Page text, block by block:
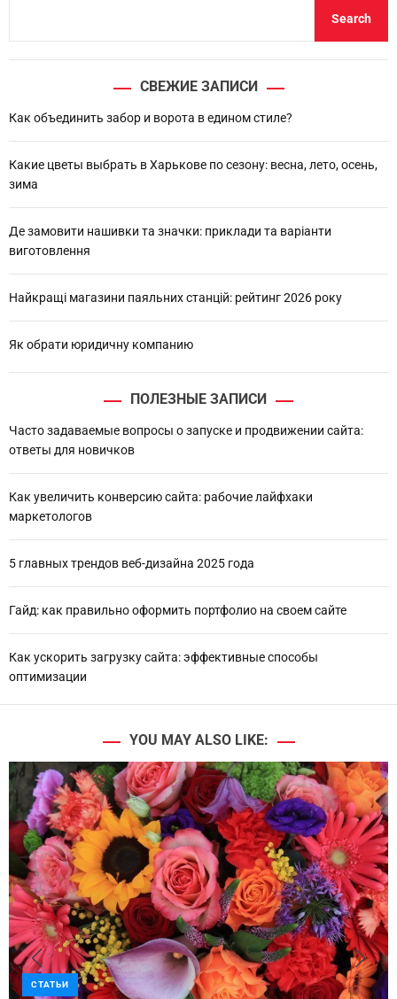
h
Search
СВЕЖИЕ ЗАПИСИ
Как объединить забор и ворота в едином стиле?
Какие цветы выбрать в Харькове по сезону: весна, лето, осень,
зима
Де замовити нашивки та значки: приклади та варіанти
виготовлення
Найкращі магазини паяльних станцій: рейтинг 2026 року
Як обрати юридичну компанию
ПОЛЕЗНЫЕ ЗАПИСИ
Часто задаваемые вопросы о запуске и продвижении сайта:
ответы для новичков
Как увеличить конверсию сайта: рабочие лайфхаки
маркетологов
5 главных трендов веб-дизайна 2025 года
Гайд: как правильно оформить портфолио на своем сайте
Как ускорить загрузку сайта: эффективные способы
оптимизации
YOU MAY ALSO LIKE:
СТАТЬИ